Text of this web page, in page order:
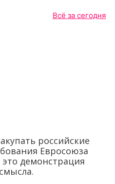
Всё за сегодня
российские
Евросоюза
это демонстрация